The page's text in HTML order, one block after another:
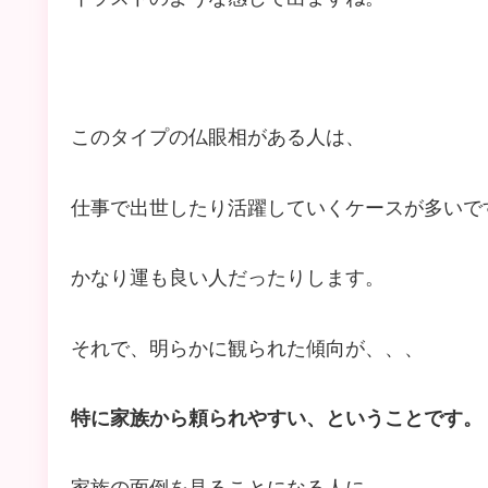
このタイプの仏眼相がある人は、
仕事で出世したり活躍していくケースが多いで
かなり運も良い人だったりします。
それで、明らかに観られた傾向が、、、
特に家族から頼られやすい、ということです。